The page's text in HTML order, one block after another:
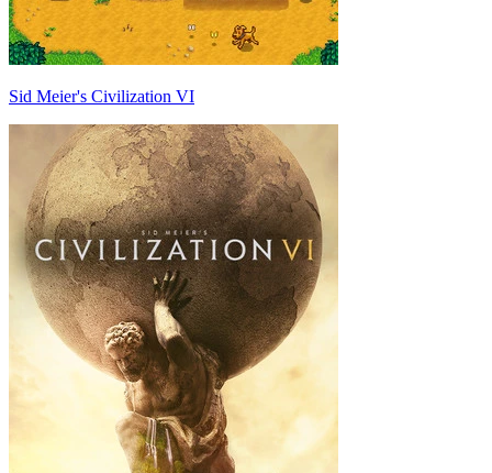
Sid Meier's Civilization VI